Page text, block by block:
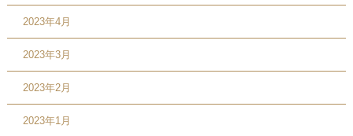
2023年4月
2023年3月
2023年2月
2023年1月